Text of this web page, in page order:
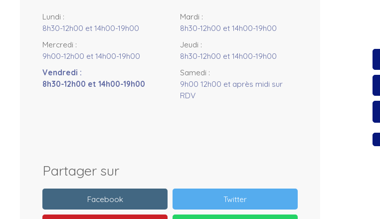
Lundi :
8h30-12h00 et 14h00-19h00
Mardi :
8h30-12h00 et 14h00-19h00
Mercredi :
9h00-12h00 et 14h00-19h00
Jeudi :
8h30-12h00 et 14h00-19h00
Vendredi :
8h30-12h00 et 14h00-19h00
Samedi :
9h00 12h00 et après midi sur
RDV
Partager sur
Facebook Twitter